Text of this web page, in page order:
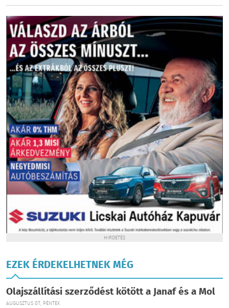
HIRDETÉS
EZEK ÉRDEKELHETNEK MÉG
Olajszállítási szerződést kötött a Janaf és a Mol
AUGUSZTUS 07., PÉNTEK